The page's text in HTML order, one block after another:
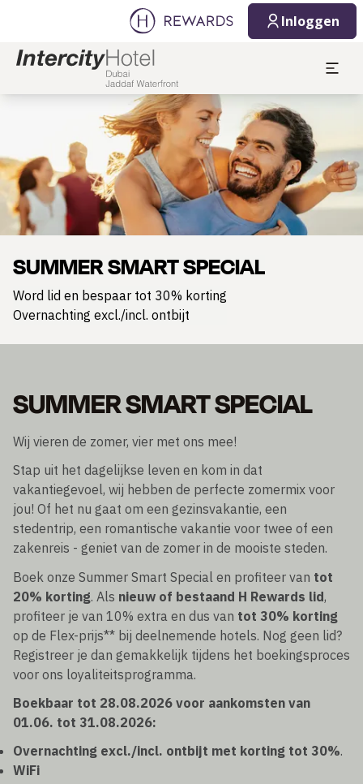
Inloggen
SUMMER SMART SPECIAL
Word lid en bespaar tot 30% korting
Overnachting excl./incl. ontbijt
SUMMER SMART SPECIAL
Wij vieren de zomer, vier met ons mee!
Stap uit het dagelijkse leven en kom in dat
vakantiegevoel, wij hebben de perfecte zomermix voor
jou! Of het nu gaat om een gezinsvakantie, een
stedentrip, een romantische vakantie voor twee of een
zakenreis - geniet van de zomer in de mooiste steden.
Boek onze Summer Smart Special en profiteer van tot
20% korting. Als nieuw of bestaand H Rewards lid,
profiteer je van 10% extra en dus van tot 30% korting
op de Flex-prijs** bij deelnemende hotels. Nog geen lid?
Registreer je dan gemakkelijk tijdens het boekingsproces
voor ons loyaliteitsprogramma.
Boekbaar tot 28.08.2026 voor aankomsten van
01.06. tot 31.08.2026:
Overnachting excl./incl. ontbijt met korting tot 30%.
WiFi